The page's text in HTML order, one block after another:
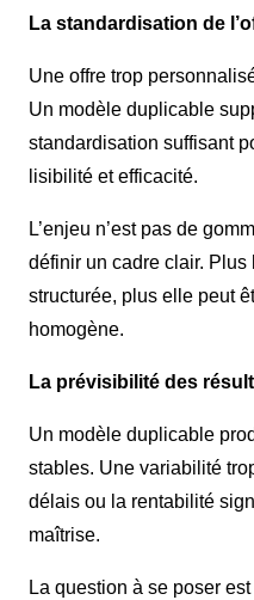
La standardisation de
Une offre trop
Un modèle duplicable
standardisation suffisant
lisibilité et efficacité.
L’enjeu n’est pas de
définir un cadre clair. Plus
structurée, plus elle peut
homogène.
La prévisibilité des
Un modèle duplicable
stables. Une variabilité
délais ou la rentabilité
maîtrise.
La question à se poser